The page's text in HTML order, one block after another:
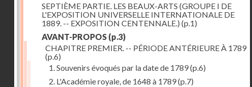
SEPTIÈME PARTIE. LES BEAUX-ARTS (GROUPE I DE
L'EXPOSITION UNIVERSELLE INTERNATIONALE DE
1889. -- EXPOSITION CENTENNALE.) (p.1)
AVANT-PROPOS (p.3)
CHAPITRE PREMIER. -- PÉRIODE ANTÉRIEURE À 1789
(p.6)
1. Souvenirs évoqués par la date de 1789(p.6)
2. L'Académie royale, de 1648 à 1789(p.7)